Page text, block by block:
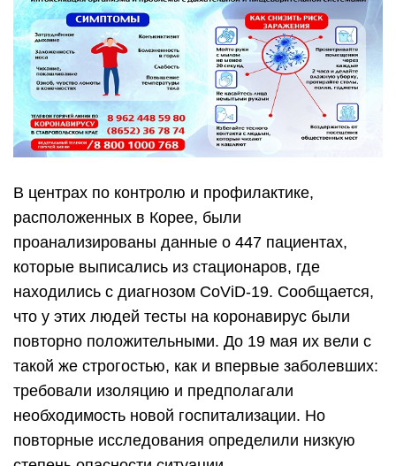
В центрах по контролю и профилактике,
расположенных в Корее, были
проанализированы данные о 447 пациентах,
которые выписались из стационаров, где
находились с диагнозом CoViD-19. Сообщается,
что у этих людей тесты на коронавирус были
повторно положительными. До 19 мая их вели с
такой же строгостью, как и впервые заболевших:
требовали изоляцию и предполагали
необходимость новой госпитализации. Но
повторные исследования определили низкую